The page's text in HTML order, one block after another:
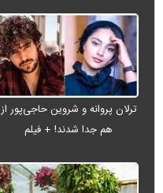
ترلان پروانه و شروین حاجی‌پور از
هم جدا شدند! + فیلم